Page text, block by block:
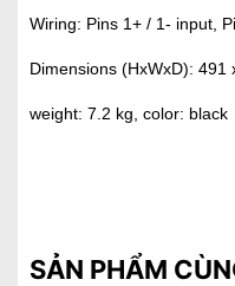
Wiring: Pins 1+ / 1- input,
Dimensions (HxWxD): 491
weight: 7.2 kg, color: black
SẢN PHẨM